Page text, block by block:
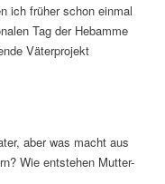
ich früher schon einmal
Tag der Hebamme
Väterprojekt
aber was macht aus
Wie entstehen Mutter-